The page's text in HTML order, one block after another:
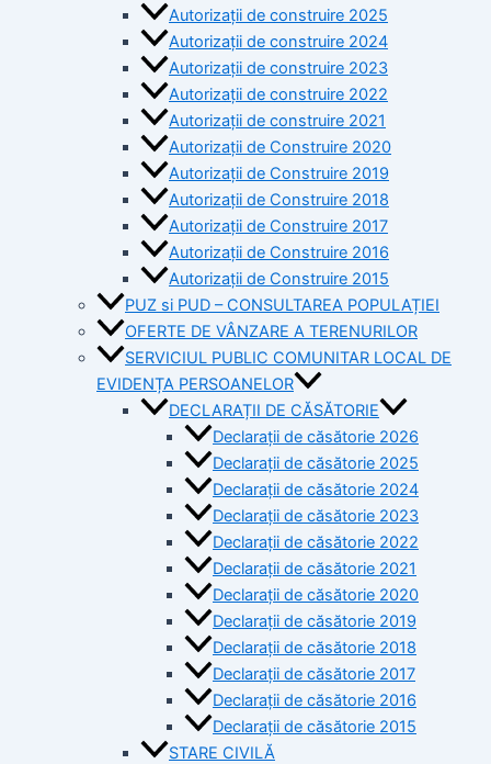
Autorizații de construire 2025
Autorizații de construire 2024
Autorizații de construire 2023
Autorizații de construire 2022
Autorizații de construire 2021
Autorizații de Construire 2020
Autorizații de Construire 2019
Autorizaţii de Construire 2018
Autorizaţii de Construire 2017
Autorizaţii de Construire 2016
Autorizaţii de Construire 2015
PUZ si PUD – CONSULTAREA POPULAȚIEI
OFERTE DE VÂNZARE A TERENURILOR
SERVICIUL PUBLIC COMUNITAR LOCAL DE
EVIDENȚA PERSOANELOR
DECLARAȚII DE CĂSĂTORIE
Declarații de căsătorie 2026
Declarații de căsătorie 2025
Declarații de căsătorie 2024
Declarații de căsătorie 2023
Declarații de căsătorie 2022
Declarații de căsătorie 2021
Declarații de căsătorie 2020
Declarații de căsătorie 2019
Declarații de căsătorie 2018
Declarații de căsătorie 2017
Declarații de căsătorie 2016
Declarații de căsătorie 2015
STARE CIVILĂ